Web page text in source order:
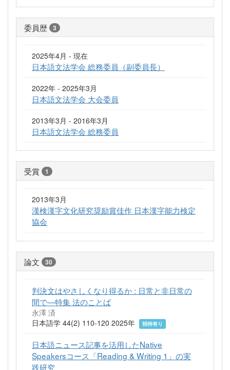
委員歴 3
2025年4月 - 現在
日本語文法学会 総務委員（副委員長）
2022年 - 2025年3月
日本語文法学会 大会委員
2013年3月 - 2016年3月
日本語文法学会 総務委員
受賞 1
2013年3月
漢検漢字文化研究奨励賞佳作 日本漢字能力検定
協会
論文 30
判決文はやさしくなり得るか : 日常と非日常の
間で—特集 法のことば
永澤 済
日本語学 44(2) 110-120 2025年
招待有り
日本語ニュース記事を活用したNative
Speakersコース「Reading & Writing 1」の実
践研究